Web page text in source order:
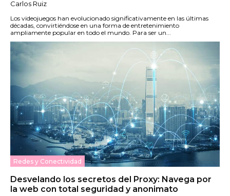
Carlos Ruiz
Los videojuegos han evolucionado significativamente en las últimas
décadas, convirtiéndose en una forma de entretenimiento
ampliamente popular en todo el mundo. Para ser un...
Redes y Conectividad
Desvelando los secretos del Proxy: Navega por
la web con total seguridad y anonimato